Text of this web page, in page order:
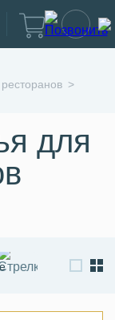
для